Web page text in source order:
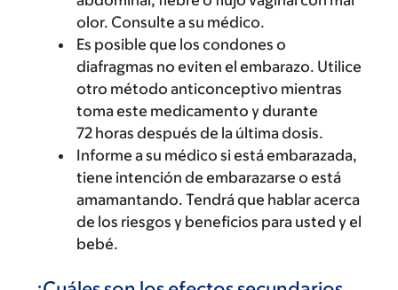
olor. Consulte a su médico.
Es posible que los condones o
diafragmas no eviten el embarazo. Utilice
otro método anticonceptivo mientras
toma este medicamento y durante
72 horas después de la última dosis.
Informe a su médico si está embarazada,
tiene intención de embarazarse o está
amamantando. Tendrá que hablar acerca
de los riesgos y beneficios para usted y el
bebé.